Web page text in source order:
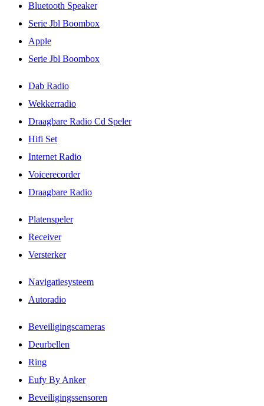
Bluetooth Speaker
Serie Jbl Boombox
Apple
Serie Jbl Boombox
Dab Radio
Wekkerradio
Draagbare Radio Cd Speler
Hifi Set
Internet Radio
Voicerecorder
Draagbare Radio
Platenspeler
Receiver
Versterker
Navigatiesysteem
Autoradio
Beveiligingscameras
Deurbellen
Ring
Eufy By Anker
Beveiligingssensoren